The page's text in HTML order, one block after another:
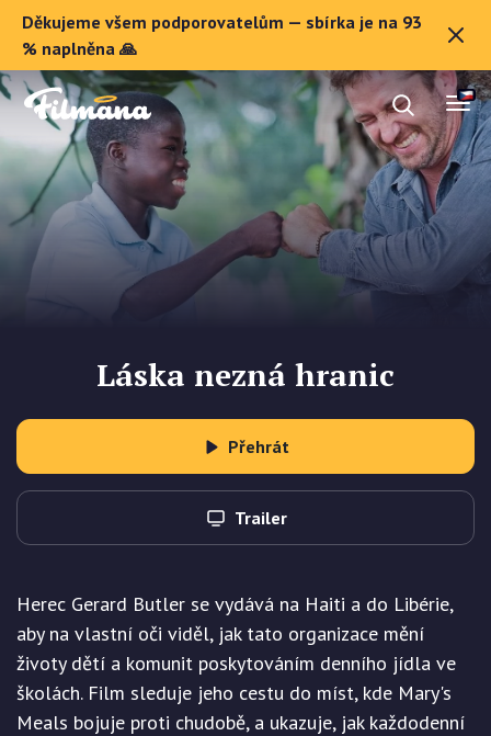
Děkujeme všem podporovatelům — sbírka je na 93
% naplněna 🙏
O Filmaně
Dárkové poukazy
Registrovat se
Láska nezná hranic
Přehrát
Trailer
Herec Gerard Butler se vydává na Haiti a do Libérie,
aby na vlastní oči viděl, jak tato organizace mění
životy dětí a komunit poskytováním denního jídla ve
školách. Film sleduje jeho cestu do míst, kde Mary's
Meals bojuje proti chudobě, a ukazuje, jak každodenní